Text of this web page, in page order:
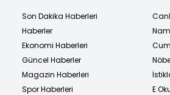
Son Dakika Haberleri
Haberler
Ekonomi Haberleri
Güncel Haberler
Magazin Haberleri
Spor Haberleri
E